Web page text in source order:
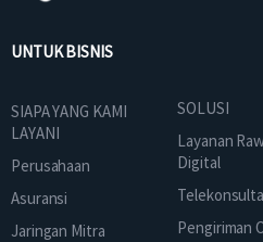
UNTUK BISNIS
SIAPA YANG KAMI
LAYANI
Perusahaan
Asuransi
Jaringan Mitra
SOLUSI
Layanan
Digital
Pengiriman